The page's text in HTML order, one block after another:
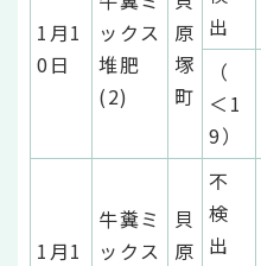
1月1
0日
ックス
堆肥
(2)
原
塚
町
出
（
＜1
9）
1月1
牛糞ミ
ックス
貝
原
不
検
出